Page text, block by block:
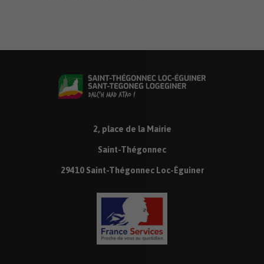
2, place de la Mairie
Saint-Thégonnec
29410 Saint-Thégonnec Loc-Éguiner